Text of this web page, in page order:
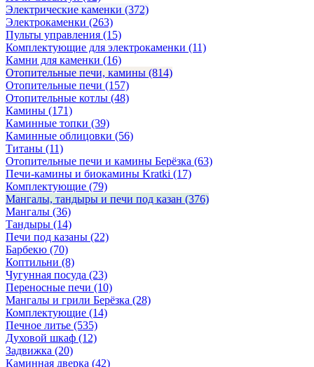
Электрические каменки (372)
Электрокаменки (263)
Пульты управления (15)
Комплектующие для электрокаменки (11)
Камни для каменки (16)
Отопительные печи, камины (814)
Отопительные печи (157)
Отопительные котлы (48)
Камины (171)
Каминные топки (39)
Каминные облицовки (56)
Титаны (11)
Отопительные печи и камины Берёзка (63)
Печи-камины и биокамины Kratki (17)
Комплектующие (79)
Мангалы, тандыры и печи под казан (376)
Мангалы (36)
Тандыры (14)
Печи под казаны (22)
Барбекю (70)
Коптильни (8)
Чугунная посуда (23)
Переносные печи (10)
Мангалы и грили Берёзка (28)
Комплектующие (14)
Печное литье (535)
Духовой шкаф (12)
Задвижка (20)
Каминная дверка (42)